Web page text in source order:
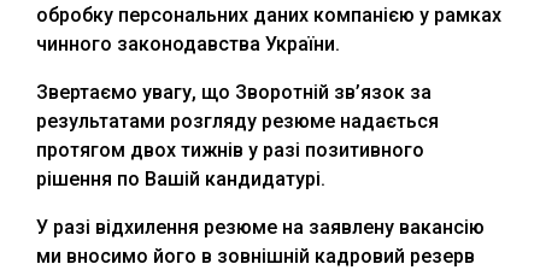
обробку персональних даних компанією у рамках
чинного законодавства України.
Звертаємо увагу, що Зворотній зв’язок за
результатами розгляду резюме надається
протягом двох тижнів у разі позитивного
рішення по Вашій кандидатурі.
У разі відхилення резюме на заявлену вакансію
ми вносимо його в зовнішній кадровий резерв